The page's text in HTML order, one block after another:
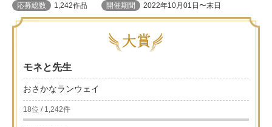
応募総数 1,242作品 開催期間 2022年10月01日〜末日
モネと先生
おさかなランウェイ
18位 / 1,242件